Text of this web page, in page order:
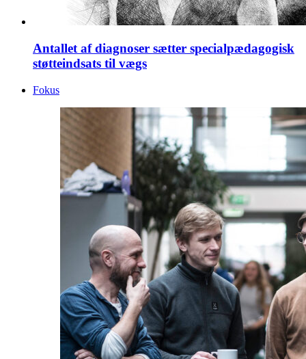
Antallet af diagnoser sætter specialpædagogisk
støtteindsats til vægs
Fokus